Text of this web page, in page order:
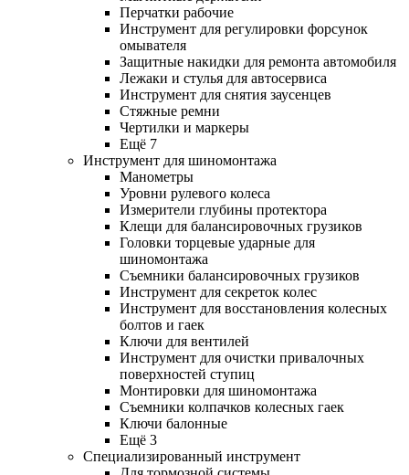
Перчатки рабочие
Инструмент для регулировки форсунок
омывателя
Защитные накидки для ремонта автомобиля
Лежаки и стулья для автосервиса
Инструмент для снятия заусенцев
Стяжные ремни
Чертилки и маркеры
Ещё 7
Инструмент для шиномонтажа
Манометры
Уровни рулевого колеса
Измерители глубины протектора
Клещи для балансировочных грузиков
Головки торцевые ударные для
шиномонтажа
Съемники балансировочных грузиков
Инструмент для секреток колес
Инструмент для восстановления колесных
болтов и гаек
Ключи для вентилей
Инструмент для очистки привалочных
поверхностей ступиц
Монтировки для шиномонтажа
Съемники колпачков колесных гаек
Ключи балонные
Ещё 3
Специализированный инструмент